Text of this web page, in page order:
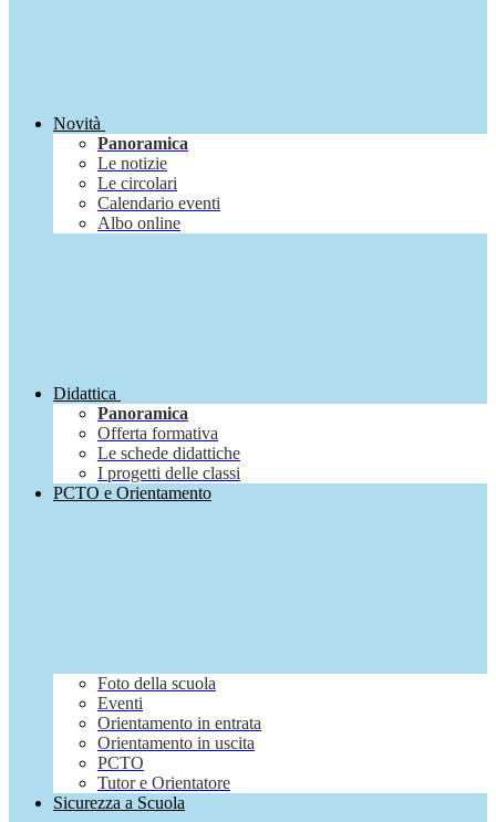
Novità
Panoramica
Le notizie
Le circolari
Calendario eventi
Albo online
Didattica
Panoramica
Offerta formativa
Le schede didattiche
I progetti delle classi
PCTO e Orientamento
Foto della scuola
Eventi
Orientamento in entrata
Orientamento in uscita
PCTO
Tutor e Orientatore
Sicurezza a Scuola